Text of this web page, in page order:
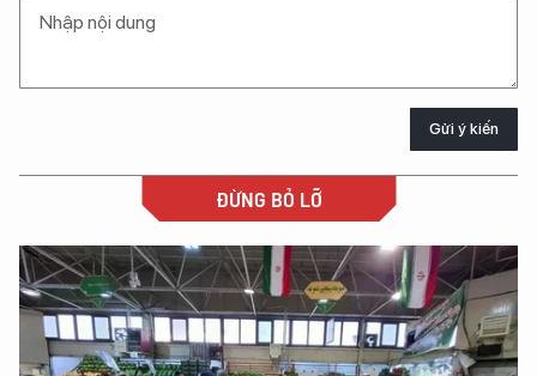
Gửi ý kiến
ĐỪNG BỎ LỠ